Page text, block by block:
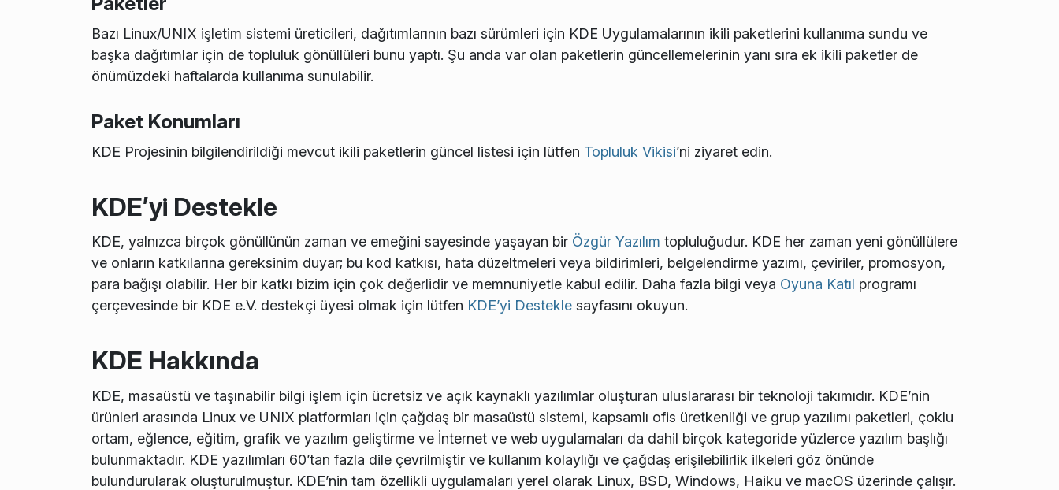
Bazı Linux/UNIX işletim sistemi üreticileri, dağıtımlarının bazı sürümleri için KDE Uygulamalarının ikili paketlerini kullanıma sundu ve
başka dağıtımlar için de topluluk gönüllüleri bunu yaptı. Şu anda var olan paketlerin güncellemelerinin yanı sıra ek ikili paketler de
önümüzdeki haftalarda kullanıma sunulabilir.
Paket Konumları
KDE Projesinin bilgilendirildiği mevcut ikili paketlerin güncel listesi için lütfen Topluluk Vikisi’ni ziyaret edin.
KDE’yi Destekle
KDE, yalnızca birçok gönüllünün zaman ve emeğini sayesinde yaşayan bir Özgür Yazılım topluluğudur. KDE her zaman yeni gönüllülere
ve onların katkılarına gereksinim duyar; bu kod katkısı, hata düzeltmeleri veya bildirimleri, belgelendirme yazımı, çeviriler, promosyon,
para bağışı olabilir. Her bir katkı bizim için çok değerlidir ve memnuniyetle kabul edilir. Daha fazla bilgi veya Oyuna Katıl programı
çerçevesinde bir KDE e.V. destekçi üyesi olmak için lütfen KDE’yi Desteklesayfasını okuyun.
KDE Hakkında
KDE, masaüstü ve taşınabilir bilgi işlem için ücretsiz ve açık kaynaklı yazılımlar oluşturan uluslararası bir teknoloji takımıdır. KDE’nin
ürünleri arasında Linux ve UNIX platformları için çağdaş bir masaüstü sistemi, kapsamlı ofis üretkenliği ve grup yazılımı paketleri, çoklu
ortam, eğlence, eğitim, grafik ve yazılım geliştirme ve İnternet ve web uygulamaları da dahil birçok kategoride yüzlerce yazılım başlığı
bulunmaktadır. KDE yazılımları 60’tan fazla dile çevrilmiştir ve kullanım kolaylığı ve çağdaş erişilebilirlik ilkeleri göz önünde
bulundurularak oluşturulmuştur. KDE’nin tam özellikli uygulamaları yerel olarak Linux, BSD, Windows, Haiku ve macOS üzerinde çalışır.